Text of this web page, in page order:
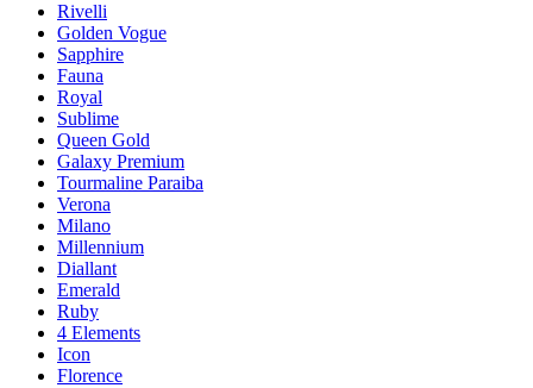
Rivelli
Golden Vogue
Sapphire
Fauna
Royal
Sublime
Queen Gold
Galaxy Premium
Tourmaline Paraiba
Verona
Milano
Millennium
Diallant
Emerald
Ruby
4 Elements
Icon
Florence